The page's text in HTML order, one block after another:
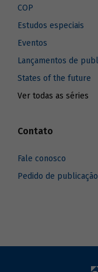
COP
Estudos especiais
Eventos
Lançamentos de
States of the future
Ver todas as séries
Contato
Fale conosco
Pedido de publicação